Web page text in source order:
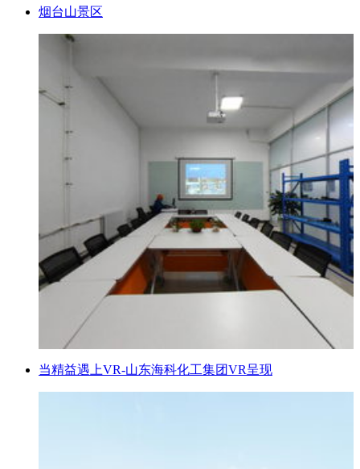
烟台山景区
当精益遇上VR-山东海科化工集团VR呈现